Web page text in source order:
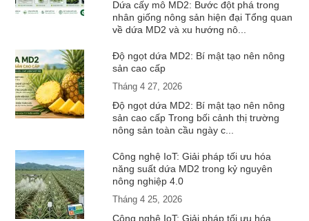
Dứa cấy mô MD2: Bước đột phá trong
nhân giống nông sản hiện đại Tổng quan
về dứa MD2 và xu hướng nô...
Độ ngọt dứa MD2: Bí mật tạo nên nông
sản cao cấp
Tháng 4 27, 2026
Độ ngọt dứa MD2: Bí mật tạo nên nông
sản cao cấp Trong bối cảnh thị trường
nông sản toàn cầu ngày c...
Công nghệ IoT: Giải pháp tối ưu hóa
năng suất dứa MD2 trong kỷ nguyên
nông nghiệp 4.0
Tháng 4 25, 2026
Công nghệ IoT: Giải pháp tối ưu hóa